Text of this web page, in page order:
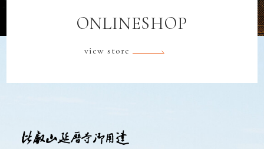
ONLINESHOP
view store